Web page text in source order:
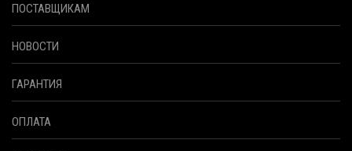
ПОСТАВЩИКАМ
НОВОСТИ
ГАРАНТИЯ
ОПЛАТА